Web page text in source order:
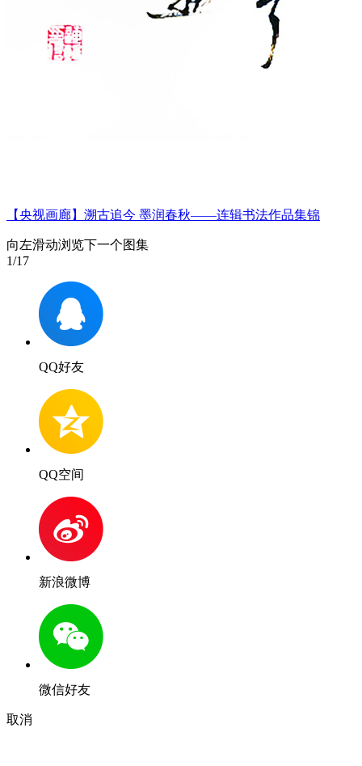
【央视画廊】溯古追今 墨润春秋——连辑书法作品集锦
向左滑动浏览下一个图集
1/17
QQ好友
QQ空间
新浪微博
微信好友
取消